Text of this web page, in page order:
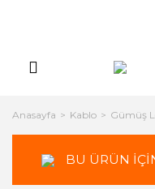
Anasayfa Kablo Gümüş
BU ÜRÜN